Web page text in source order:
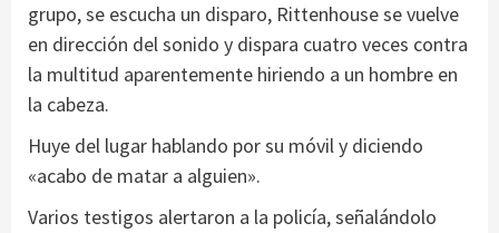
grupo, se escucha un disparo, Rittenhouse se vuelve
en dirección del sonido y dispara cuatro veces contra
la multitud aparentemente hiriendo a un hombre en
la cabeza.
Huye del lugar hablando por su móvil y diciendo
«acabo de matar a alguien».
Varios testigos alertaron a la policía, señalándolo